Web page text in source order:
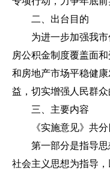
二、出台目的
为进一步加强我
房公积金制度覆盖面
和房地产市场平稳健
益，切实增强人民群众
三、主要内容
《实施意见》共分
第一部分是指导
社会主义思想为指导